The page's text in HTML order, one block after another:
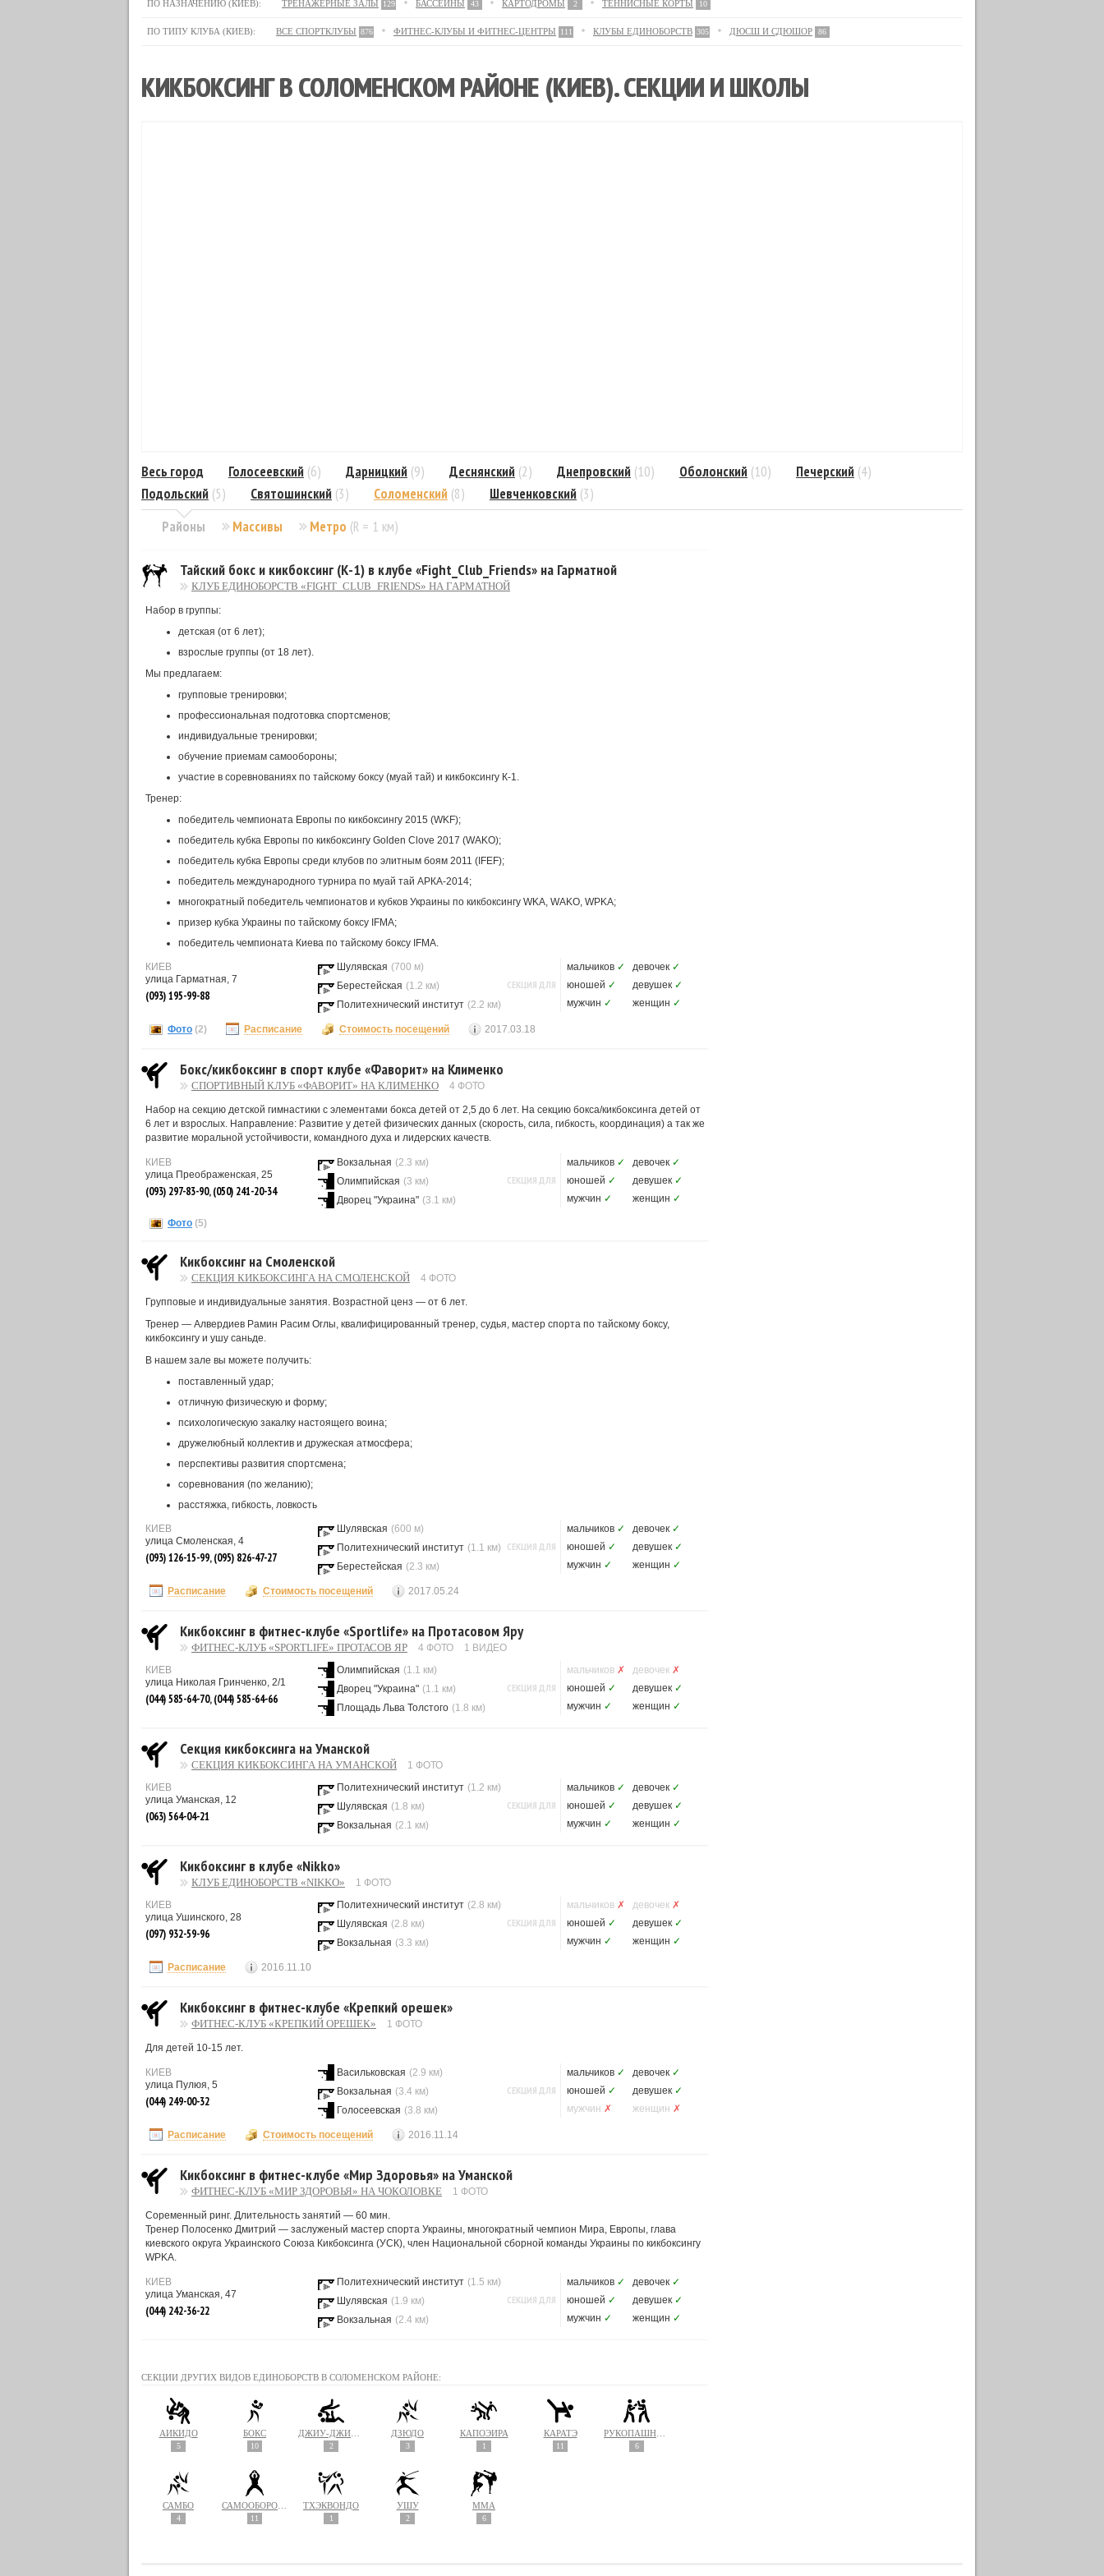
ПО НАЗНАЧЕНИЮ (КИЕВ): ТРЕНАЖЕРНЫЕ ЗАЛЫ 129 БАССЕЙНЫ 43 КАРТОДРОМЫ 2 ТЕННИСНЫЕ КОРТЫ 10
ПО ТИПУ КЛУБА (КИЕВ): ВСЕ СПОРТКЛУБЫ 876 ФИТНЕС-КЛУБЫ И ФИТНЕС-ЦЕНТРЫ 111 КЛУБЫ ЕДИНОБОРСТВ 305 ДЮСШ И СДЮШОР 86
КИКБОКСИНГ В СОЛОМЕНСКОМ РАЙОНЕ (КИЕВ). СЕКЦИИ И ШКОЛЫ
Районы
Весь город Голосеевский (6) Дарницкий (9) Деснянский (2) Днепровский (10) Оболонский (10) Печерский (4)
Подольский (5) Святошинский (3) Соломенский (8) Шевченковский (3)
Массивы
Метро (R = 1 км)
Тайский бокс и кикбоксинг (К-1) в клубе «Fight_Club_Friends» на Гарматной
КЛУБ ЕДИНОБОРСТВ «FIGHT_CLUB_FRIENDS» НА ГАРМАТНОЙ
Набор в группы:
детская (от 6 лет);
взрослые группы (от 18 лет).
Мы предлагаем:
групповые тренировки;
профессиональная подготовка спортсменов;
индивидуальные тренировки;
обучение приемам самообороны;
участие в соревнованиях по тайскому боксу (муай тай) и кикбоксингу К-1.
Тренер:
победитель чемпионата Европы по кикбоксингу 2015 (WKF);
победитель кубка Европы по кикбоксингу Golden Clove 2017 (WAKO);
победитель кубка Европы среди клубов по элитным боям 2011 (IFEF);
победитель международного турнира по муай тай АРКА-2014;
многократный победитель чемпионатов и кубков Украины по кикбоксингу WKA, WAKO, WPKA;
призер кубка Украины по тайскому боксу IFMA;
победитель чемпионата Киева по тайскому боксу IFMA.
КИЕВ
улица Гарматная, 7
(093) 195-99-88
Шулявская (700 м)
Берестейская (1.2 км)
Политехнический институт (2.2 км)
СЕКЦИЯ ДЛЯ
мальчиков ✓ девочек ✓
юношей ✓ девушек ✓
мужчин ✓ женщин ✓
Фото (2) Расписание Стоимость посещений 2017.03.18
Бокс/кикбоксинг в спорт клубе «Фаворит» на Клименко
СПОРТИВНЫЙ КЛУБ «ФАВОРИТ» НА КЛИМЕНКО 4 ФОТО
Набор на секцию детской гимнастики с элементами бокса детей от 2,5 до 6 лет. На секцию бокса/кикбоксинга детей от
6 лет и взрослых. Направление: Развитие у детей физических данных (скорость, сила, гибкость, координация) а так же
развитие моральной устойчивости, командного духа и лидерских качеств.
КИЕВ
улица Преображенская, 25
(093) 297-83-90, (050) 241-20-34
Вокзальная (2.3 км)
Олимпийская (3 км)
Дворец "Украина" (3.1 км)
СЕКЦИЯ ДЛЯ
мальчиков ✓ девочек ✓
юношей ✓ девушек ✓
мужчин ✓ женщин ✓
Фото (5)
Кикбоксинг на Смоленской
СЕКЦИЯ КИКБОКСИНГА НА СМОЛЕНСКОЙ 4 ФОТО
Групповые и индивидуальные занятия. Возрастной ценз — от 6 лет.
Тренер — Алвердиев Рамин Расим Оглы, квалифицированный тренер, судья, мастер спорта по тайскому боксу,
кикбоксингу и ушу саньде.
В нашем зале вы можете получить:
поставленный удар;
отличную физическую и форму;
психологическую закалку настоящего воина;
дружелюбный коллектив и дружеская атмосфера;
перспективы развития спортсмена;
соревнования (по желанию);
расстяжка, гибкость, ловкость
КИЕВ
улица Смоленская, 4
(093) 126-15-99, (095) 826-47-27
Шулявская (600 м)
Политехнический институт (1.1 км)
Берестейская (2.3 км)
СЕКЦИЯ ДЛЯ
мальчиков ✓ девочек ✓
юношей ✓ девушек ✓
мужчин ✓ женщин ✓
Расписание Стоимость посещений 2017.05.24
Кикбоксинг в фитнес-клубе «Sportlife» на Протасовом Яру
ФИТНЕС-КЛУБ «SPORTLIFE» ПРОТАСОВ ЯР 4 ФОТО
1 ВИДЕО
КИЕВ
улица Николая Гринченко, 2/1
(044) 585-64-70, (044) 585-64-66
Олимпийская (1.1 км)
Дворец "Украина" (1.1 км)
Площадь Льва Толстого (1.8 км)
СЕКЦИЯ ДЛЯ
мальчиков ✗ девочек ✗
юношей ✓ девушек ✓
мужчин ✓ женщин ✓
Секция кикбоксинга на Уманской
СЕКЦИЯ КИКБОКСИНГА НА УМАНСКОЙ
1 ФОТО
КИЕВ
улица Уманская, 12
(063) 564-04-21
Политехнический институт (1.2 км)
Шулявская (1.8 км)
Вокзальная (2.1 км)
СЕКЦИЯ ДЛЯ
мальчиков ✓ девочек ✓
юношей ✓ девушек ✓
мужчин ✓ женщин ✓
Кикбоксинг в клубе «Nikko»
КЛУБ ЕДИНОБОРСТВ «NIKKO»
1 ФОТО
КИЕВ
улица Ушинского, 28
(097) 932-59-96
Политехнический институт (2.8 км)
Шулявская (2.8 км)
Вокзальная (3.3 км)
СЕКЦИЯ ДЛЯ
мальчиков ✗ девочек ✗
юношей ✓ девушек ✓
мужчин ✓ женщин ✓
Расписание 2016.11.10
Кикбоксинг в фитнес-клубе «Крепкий орешек»
ФИТНЕС-КЛУБ «КРЕПКИЙ ОРЕШЕК» 1 ФОТО
Для детей 10-15 лет.
КИЕВ
улица Пулюя, 5
(044) 249-00-32
Васильковская (2.9 км)
Вокзальная (3.4 км)
Голосеевская (3.8 км)
СЕКЦИЯ ДЛЯ
мальчиков ✓ девочек ✓
юношей ✓ девушек ✓
мужчин ✗ женщин ✗
Расписание Стоимость посещений 2016.11.14
Кикбоксинг в фитнес-клубе «Мир Здоровья» на Уманской
ФИТНЕС-КЛУБ «МИР ЗДОРОВЬЯ» НА ЧОКОЛОВКЕ 1 ФОТО
Соременный ринг. Длительность занятий — 60 мин.
Тренер Полосенко Дмитрий — заслуженый мастер спорта Украины, многократный чемпион Мира, Европы, глава
киевского округа Украинского Союза Кикбоксинга (УСК), член Национальной сборной команды Украины по кикбоксингу
WPKA.
КИЕВ
улица Уманская, 47
(044) 242-36-22
Политехнический институт (1.5 км)
Шулявская (1.9 км)
Вокзальная (2.4 км)
СЕКЦИЯ ДЛЯ
мальчиков ✓ девочек ✓
юношей ✓ девушек ✓
мужчин ✓ женщин ✓
СЕКЦИИ ДРУГИХ ВИДОВ ЕДИНОБОРСТВ В СОЛОМЕНСКОМ РАЙОНЕ:
АЙКИДО
5
БОКС
10 2
ДЗЮДО
3
КАПОЭЙРА
1
КАРАТЭ
11 6
САМБО
4 11
ТХЭКВОНДО
1
УШУ
2
MMA
6